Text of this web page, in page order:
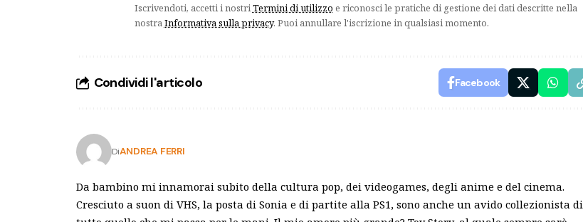
Iscrivendoti, accetti i nostriTermini di utilizzo e riconosci le pratiche di gestione dei dati descritte nella
nostraInformativa sulla privacy. Puoi annullare l'iscrizione in qualsiasi momento.
Condividi l'articolo Facebook
DiANDREA FERRI
Da bambino mi innamorai subito della cultura pop, dei videogames, degli anime e del cinema.
Cresciuto a suon di VHS, la posta di Sonia e di partite alla PS1, sono anche un avido collezionista di